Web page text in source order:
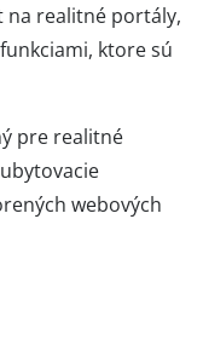
realitné portály,
ktore sú
pre realitné
webových